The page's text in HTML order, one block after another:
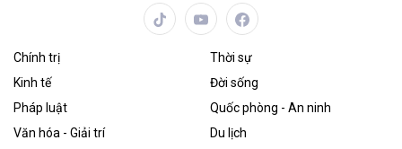
Chính trị
Thời sự
Kinh tế
Đời sống
Pháp luật
Quốc phòng - An ninh
Văn hóa - Giải trí
Du lịch